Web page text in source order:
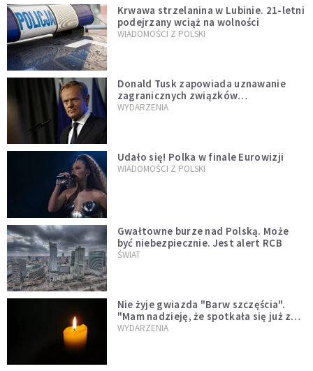
Krwawa strzelanina w Lubinie. 21-letni
podejrzany wciąż na wolności
WIADOMOŚCI Z POLSKI
Donald Tusk zapowiada uznawanie
zagranicznych związków
jednopłciowych. "Państwo oblało ten
WYDARZENIA
Udało się! Polka w finale Eurowizji
WIADOMOŚCI Z POLSKI
Gwałtowne burze nad Polską. Może
być niebezpiecznie. Jest alert RCB
ŚWIAT
Nie żyje gwiazda "Barw szczęścia".
"Mam nadzieję, że spotkała się już z
Bogiem, którego tak bardzo kochała"
WYDARZENIA